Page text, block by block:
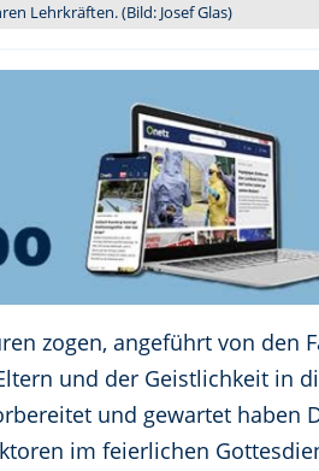
Lehrkräften. (Bild: Josef Glas)
zogen, angeführt von den
und der Geistlichkeit in
und gewartet haben
im feierlichen